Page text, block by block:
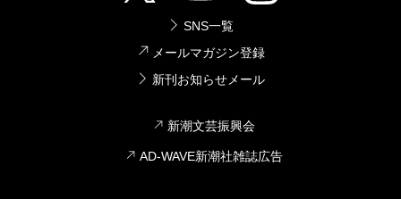
SNS一覧
メールマガジン登録
新刊お知らせメール
新潮文芸振興会
AD-WAVE新潮社雑誌広告